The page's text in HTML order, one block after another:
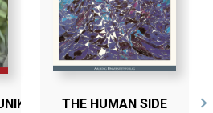
THE HUMAN SIDE